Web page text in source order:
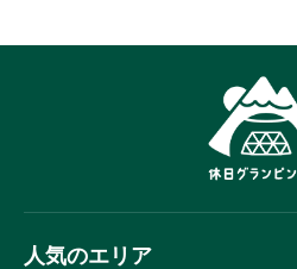
人気のエリア